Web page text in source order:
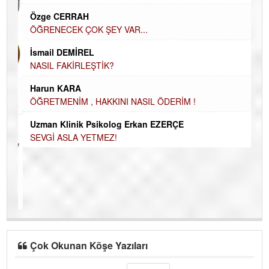
Özge CERRAH
ÖĞRENECEK ÇOK ŞEY VAR...
İsmail DEMİREL
NASIL FAKİRLEŞTİK?
Harun KARA
ÖĞRETMENİM , HAKKINI NASIL ÖDERİM !
Uzman Klinik Psikolog Erkan EZERÇE
SEVGİ ASLA YETMEZ!
Çok Okunan Köşe Yazıları